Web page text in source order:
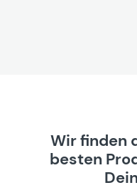
Wir finden
besten